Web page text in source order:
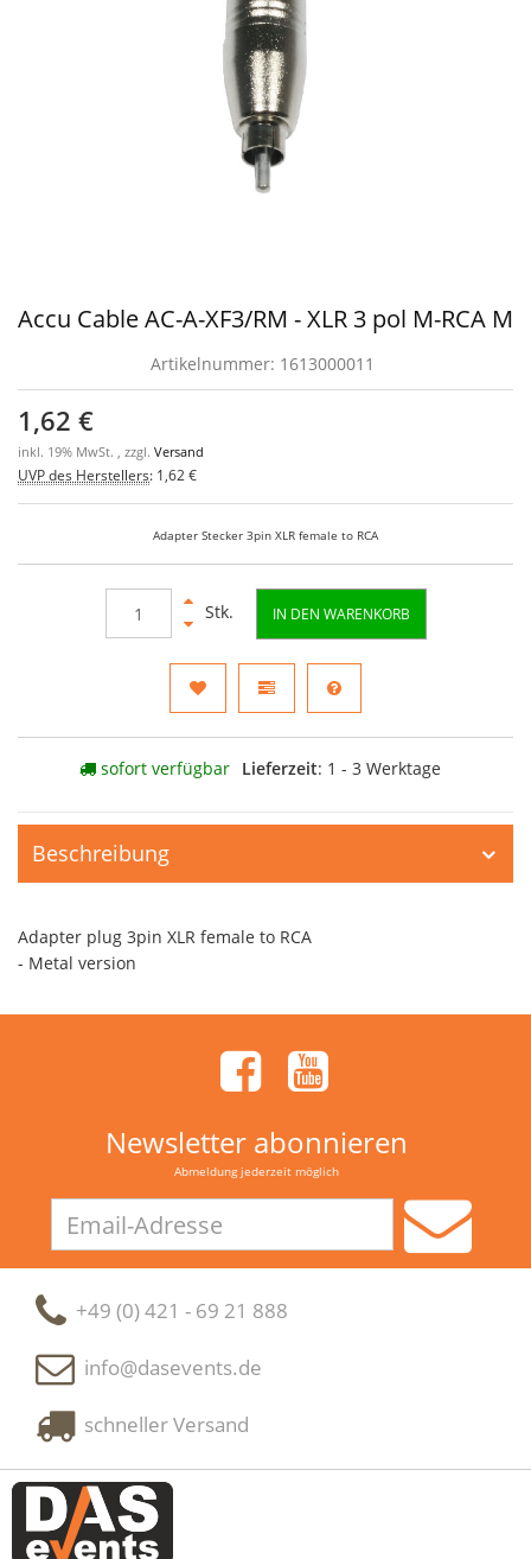
Accu Cable AC-A-XF3/RM - XLR 3 pol M-RCA M
Artikelnummer: 1613000011
1,62 €
inkl. 19% MwSt. , zzgl. Versand
UVP des Herstellers: 1,62 €
Adapter Stecker 3pin XLR female to RCA
Stk. IN DEN WARENKORB
sofort verfügbar Lieferzeit: 1 - 3 Werktage
Beschreibung
Adapter plug 3pin XLR female to RCA
- Metal version
Newsletter abonnieren
Abmeldung jederzeit möglich
Adresse
+49 (0) 421 - 69 21 888
info@dasevents.de
schneller Versand